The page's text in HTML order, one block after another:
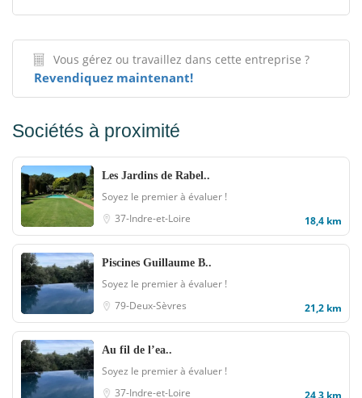
Vous gérez ou travaillez dans cette entreprise ?
Revendiquez maintenant!
Sociétés à proximité
Les Jardins de Rabel..
Soyez le premier à évaluer !
37-Indre-et-Loire
18,4 km
Piscines Guillaume B..
Soyez le premier à évaluer !
79-Deux-Sèvres
21,2 km
Au fil de l’ea..
Soyez le premier à évaluer !
37-Indre-et-Loire
24,3 km